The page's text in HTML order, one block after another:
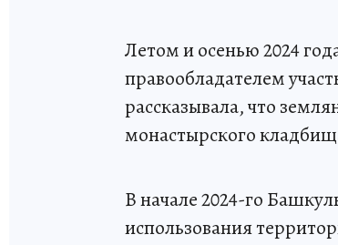
Летом и осенью 2024
правообладателем
рассказывала, что
монастырского
В начале 2024-го
использования